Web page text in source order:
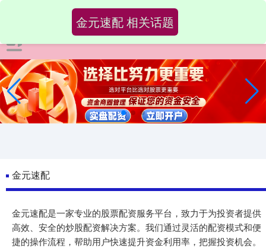
金元速配
金元速配是一家专业的股票配资服务平台，致力于为投资者提供
高效、安全的炒股配资解决方案。我们通过灵活的配资模式和便
捷的操作流程，帮助用户快速提升资金利用率，把握投资机会。
金元速配 相关话题